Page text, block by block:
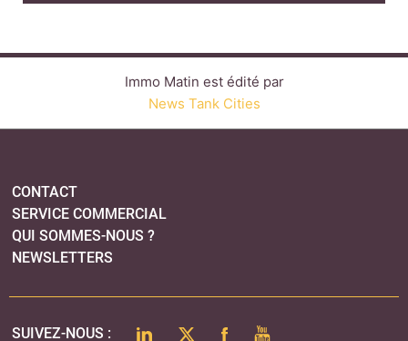
Immo Matin est édité par
News Tank Cities
CONTACT
SERVICE COMMERCIAL
QUI SOMMES-NOUS ?
NEWSLETTERS
SUIVEZ-NOUS : LINKEDINTWITTERFACEBOOK
YOUTUBE